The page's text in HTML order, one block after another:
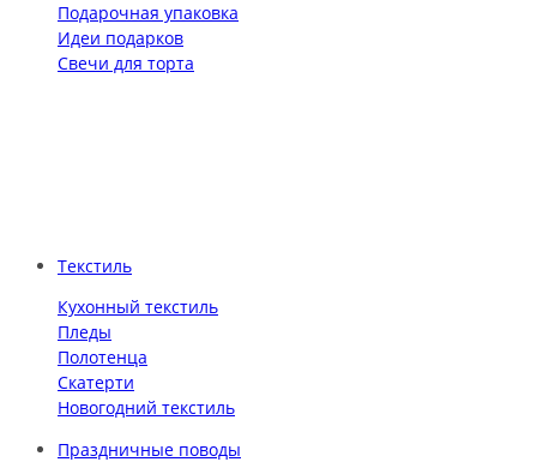
Подарочная упаковка
Идеи подарков
Свечи для торта
Текстиль
Кухонный текстиль
Пледы
Полотенца
Скатерти
Новогодний текстиль
Праздничные поводы